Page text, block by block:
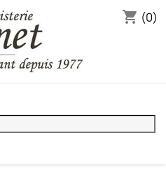
shopping_cart (0)